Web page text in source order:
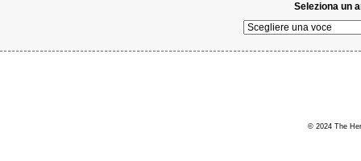
Seleziona un
© 2024 The